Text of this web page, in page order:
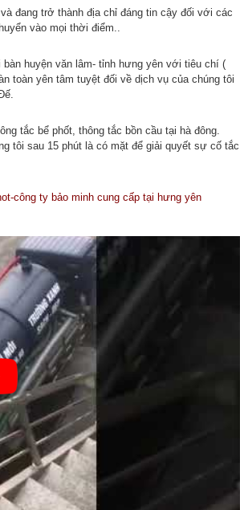
đang trở thành địa chỉ đáng tin cậy đối với các
vào mọi thời điểm..
huyện văn lâm- tỉnh hưng yên với tiêu chí (
toàn yên tâm tuyệt đối về dịch vụ của chúng tôi
tắc bể phốt, thông tắc bồn cầu tại hà đông.
tôi sau 15 phút là có mặt để giải quyết sự cố tắc
công ty bảo minh cung cấp tại hưng yên